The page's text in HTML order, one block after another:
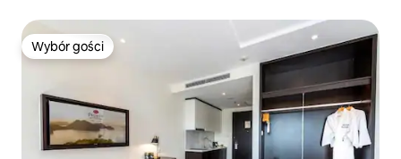
Wybór gości
Wybór gości